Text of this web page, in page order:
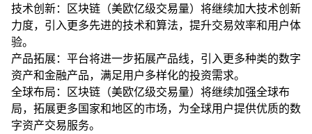
技术创新：区块链（美欧亿级交易量）将继续加大技术创新
力度，引入更多先进的技术和算法，提升交易效率和用户体
验。
产品拓展：平台将进一步拓展产品线，引入更多种类的数字
资产和金融产品，满足用户多样化的投资需求。
全球布局：区块链（美欧亿级交易量）将继续加强全球布
局，拓展更多国家和地区的市场，为全球用户提供优质的数
字资产交易服务。